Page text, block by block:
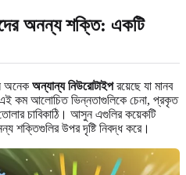
অনন্য শক্তি: একটি
অনেক অন্যান্য নিউরোটাইপরয়েছে যা মানব
এই কম আলোচিত ভিন্নতাগুলিকে চেনা, প্রকৃত
চাবিকাঠি। আসুন এগুলির কয়েকটি
শক্তিগুলির উপর দৃষ্টি নিবদ্ধ করে।